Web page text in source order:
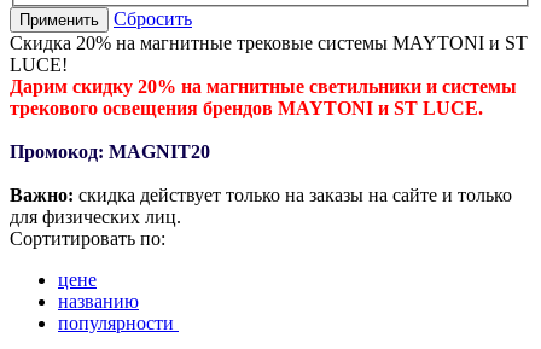
Применить
Сбросить
Скидка 20% на магнитные трековые системы MAYTONI и ST
LUCE!
Дарим скидку 20% на магнитные светильники и системы
трекового освещения брендов MAYTONI и ST LUCE.
Промокод: MAGNIT20
Важно: скидка действует только на заказы на сайте и только
для физических лиц.
Сортитировать по:
цене
названию
популярности